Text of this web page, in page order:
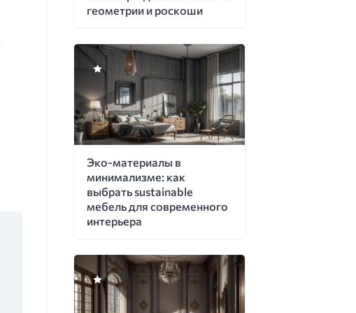
геометрии и роскоши
Эко-материалы в
минимализме: как
выбрать sustainable
мебель для современного
интерьера